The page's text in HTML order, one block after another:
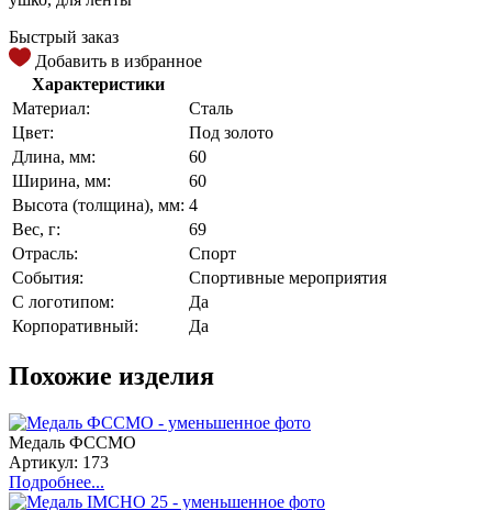
Быстрый заказ
Добавить в избранное
Характеристики
Материал:
Сталь
Цвет:
Под золото
Длина, мм:
60
Ширина, мм:
60
Высота (толщина), мм: 4
Вес, г:
69
Отрасль:
Спорт
События:
Спортивные мероприятия
С логотипом:
Да
Корпоративный:
Да
Похожие изделия
Медаль ФССМО
Артикул: 173
Подробнее...